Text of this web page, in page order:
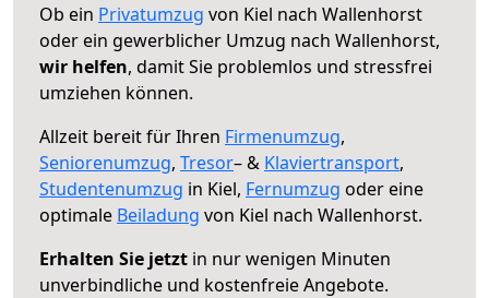
Ob ein Privatumzug von Kiel nach Wallenhorst
oder ein gewerblicher Umzug nach Wallenhorst,
wir helfen, damit Sie problemlos und stressfrei
umziehen können.
Allzeit bereit für Ihren Firmenumzug,
Seniorenumzug, Tresor– & Klaviertransport,
Studentenumzug in Kiel, Fernumzug oder eine
optimale Beiladung von Kiel nach Wallenhorst.
Erhalten Sie jetzt in nur wenigen Minuten
unverbindliche und kostenfreie Angebote.